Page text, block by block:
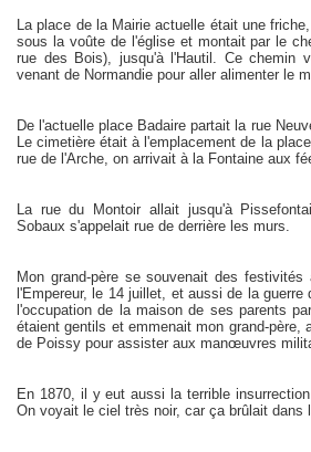
La place de la Mairie actuelle était une
sous la voûte de l'église et montait par le
rue des Bois), jusqu'à l'Hautil. Ce chemin
venant de Normandie pour aller alimenter le
De l'actuelle place Badaire partait la rue
Le cimetière était à l'emplacement de la
rue de l'Arche, on arrivait à la Fontaine aux
La rue du Montoir allait jusqu'à
Sobaux s'appelait rue de derrière les murs.
Mon grand-père se souvenait des
l'Empereur, le 14 juillet, et aussi de la
l'occupation de la maison de ses parents
étaient gentils et emmenait mon grand-père,
de Poissy pour assister aux manœuvres
En 1870, il y eut aussi la terrible
On voyait le ciel très noir, car ça brûlait dans